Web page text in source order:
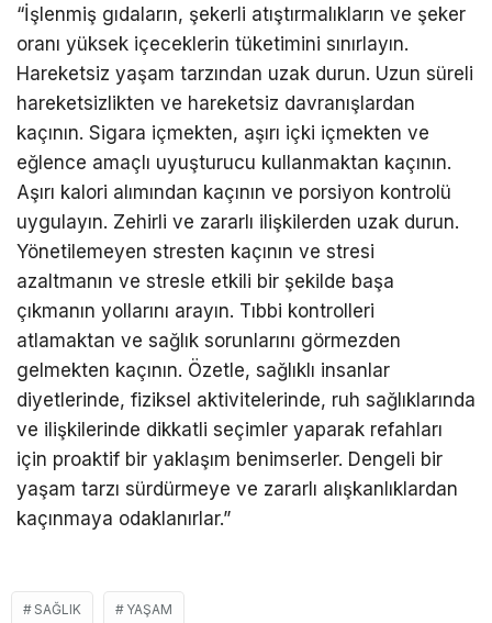
“İşlenmiş gıdaların, şekerli atıştırmalıkların ve şeker
oranı yüksek içeceklerin tüketimini sınırlayın.
Hareketsiz yaşam tarzından uzak durun. Uzun süreli
hareketsizlikten ve hareketsiz davranışlardan
kaçının. Sigara içmekten, aşırı içki içmekten ve
eğlence amaçlı uyuşturucu kullanmaktan kaçının.
Aşırı kalori alımından kaçının ve porsiyon kontrolü
uygulayın. Zehirli ve zararlı ilişkilerden uzak durun.
Yönetilemeyen stresten kaçının ve stresi
azaltmanın ve stresle etkili bir şekilde başa
çıkmanın yollarını arayın. Tıbbi kontrolleri
atlamaktan ve sağlık sorunlarını görmezden
gelmekten kaçının. Özetle, sağlıklı insanlar
diyetlerinde, fiziksel aktivitelerinde, ruh sağlıklarında
ve ilişkilerinde dikkatli seçimler yaparak refahları
için proaktif bir yaklaşım benimserler. Dengeli bir
yaşam tarzı sürdürmeye ve zararlı alışkanlıklardan
kaçınmaya odaklanırlar.”
SAĞLIK YAŞAM